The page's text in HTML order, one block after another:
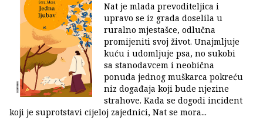
Nat je mlada prevoditeljica i
upravo se iz grada doselila u
ruralno mjestašce, odlučna
promijeniti svoj život. Unajmljuje
kuću i udomljuje psa, no sukobi
sa stanodavcem i neobična
ponuda jednog muškarca pokreću
niz događaja koji bude njezine
strahove. Kada se dogodi incident
koji je suprotstavi cijeloj zajednici, Nat se mora...